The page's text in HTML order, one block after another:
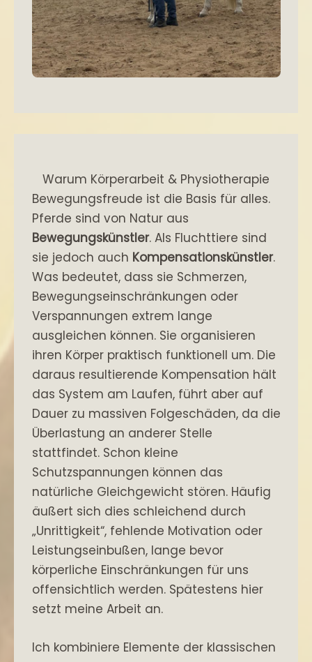
Warum Körperarbeit & Physiotherapie
Bewegungsfreude ist die Basis für alles.
Pferde sind von Natur aus
Bewegungskünstler. Als Fluchttiere sind
sie jedoch auch Kompensationskünstler.
Was bedeutet, dass sie Schmerzen,
Bewegungseinschränkungen oder
Verspannungen extrem lange
ausgleichen können. Sie organisieren
ihren Körper praktisch funktionell um. Die
daraus resultierende Kompensation hält
das System am Laufen, führt aber auf
Dauer zu massiven Folgeschäden, da die
Überlastung an anderer Stelle
stattfindet. Schon kleine
Schutzspannungen können das
natürliche Gleichgewicht stören. Häufig
äußert sich dies schleichend durch
„Unrittigkeit“, fehlende Motivation oder
Leistungseinbußen, lange bevor
körperliche Einschränkungen für uns
offensichtlich werden. Spätestens hier
setzt meine Arbeit an.
Ich kombiniere Elemente der klassischen